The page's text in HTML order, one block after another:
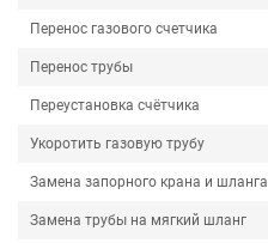
Перенос газового счетчика
Перенос трубы
Переустановка счётчика
Укоротить газовую трубу
Замена запорного крана и шланга
Замена трубы на мягкий шланг